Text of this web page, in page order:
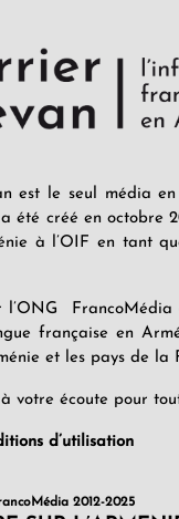
est le seul média
été créé en octobre
à l’OIF en tant
l’ONG
française en
et les pays de la
votre écoute pour
d’utilisation
2012-2025